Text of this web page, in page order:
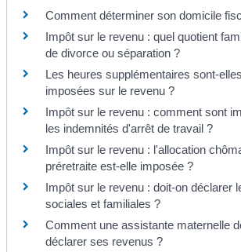
Comment déterminer son domicile
Impôt sur le revenu : quel quotient
de divorce ou séparation ?
Les heures supplémentaires sont-elles
imposées sur le revenu ?
Impôt sur le revenu : comment sont
les indemnités d'arrêt de travail ?
Impôt sur le revenu : l'allocation
préretraite est-elle imposée ?
Impôt sur le revenu : doit-on déclarer
sociales et familiales ?
Comment une assistante maternelle
déclarer ses revenus ?